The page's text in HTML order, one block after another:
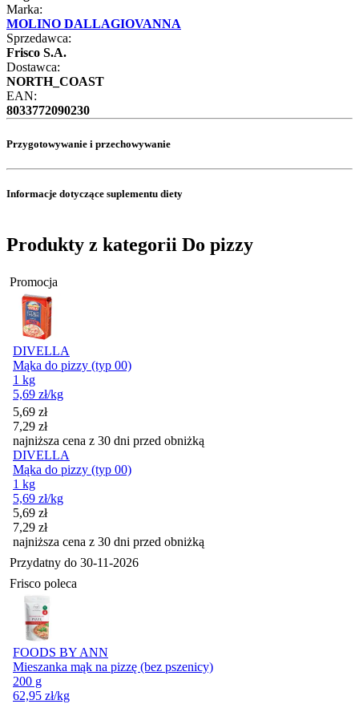
Marka:
MOLINO DALLAGIOVANNA
Sprzedawca:
Frisco S.A.
Dostawca:
NORTH_COAST
EAN:
8033772090230
Przygotowywanie i przechowywanie
Informacje dotyczące suplementu diety
Produkty z kategorii Do pizzy
Promocja
DIVELLA
Mąka do pizzy (typ 00)
1 kg
5,69 zł/kg
Cena promocyjna
5,69 zł
7,29 zł
najniższa cena z 30 dni przed obniżką
DIVELLA
Mąka do pizzy (typ 00)
1 kg
5,69 zł/kg
Cena promocyjna
5,69 zł
7,29 zł
najniższa cena z 30 dni przed obniżką
Przydatny do 30-11-2026
Frisco poleca
FOODS BY ANN
Mieszanka mąk na pizzę (bez pszenicy)
200 g
62,95 zł/kg